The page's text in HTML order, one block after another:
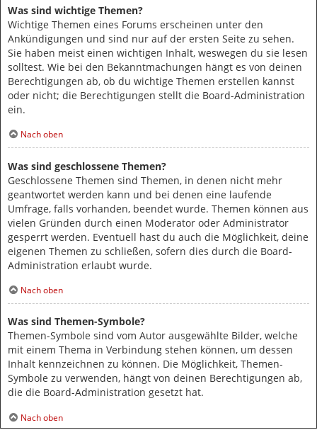
Was sind wichtige Themen?
Wichtige Themen eines Forums erscheinen unter den
Ankündigungen und sind nur auf der ersten Seite zu sehen.
Sie haben meist einen wichtigen Inhalt, weswegen du sie lesen
solltest. Wie bei den Bekanntmachungen hängt es von deinen
Berechtigungen ab, ob du wichtige Themen erstellen kannst
oder nicht; die Berechtigungen stellt die Board-Administration
ein.
Nach oben
Was sind geschlossene Themen?
Geschlossene Themen sind Themen, in denen nicht mehr
geantwortet werden kann und bei denen eine laufende
Umfrage, falls vorhanden, beendet wurde. Themen können aus
vielen Gründen durch einen Moderator oder Administrator
gesperrt werden. Eventuell hast du auch die Möglichkeit, deine
eigenen Themen zu schließen, sofern dies durch die Board-
Administration erlaubt wurde.
Nach oben
Was sind Themen-Symbole?
Themen-Symbole sind vom Autor ausgewählte Bilder, welche
mit einem Thema in Verbindung stehen können, um dessen
Inhalt kennzeichnen zu können. Die Möglichkeit, Themen-
Symbole zu verwenden, hängt von deinen Berechtigungen ab,
die die Board-Administration gesetzt hat.
Nach oben